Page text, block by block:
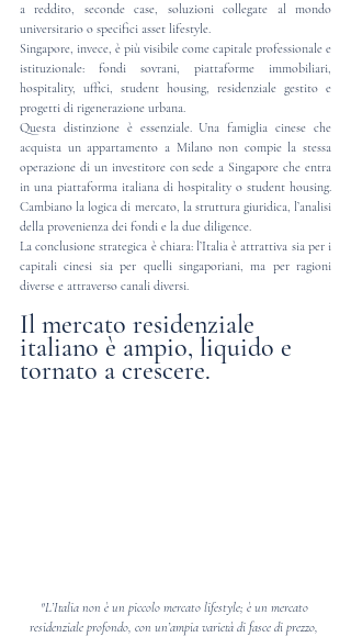
a reddito, seconde case, soluzioni collegate al mondo
universitario o specifici asset lifestyle.
Singapore, invece, è più visibile come capitale professionale e
istituzionale: fondi sovrani, piattaforme immobiliari,
hospitality, uffici, student housing, residenziale gestito e
progetti di rigenerazione urbana.
Questa distinzione è essenziale. Una famiglia cinese che
acquista un appartamento a Milano non compie la stessa
operazione di un investitore con sede a Singapore che entra
in una piattaforma italiana di hospitality o student housing.
Cambiano la logica di mercato, la struttura giuridica, l’analisi
della provenienza dei fondi e la due diligence.
La conclusione strategica è chiara: l’Italia è attrattiva sia per i
capitali cinesi sia per quelli singaporiani, ma per ragioni
diverse e attraverso canali diversi.
Il mercato residenziale
italiano è ampio, liquido e
tornato a crescere.
"L’Italia non è un piccolo mercato lifestyle; è un mercato
residenziale profondo, con un’ampia varietà di fasce di prezzo,